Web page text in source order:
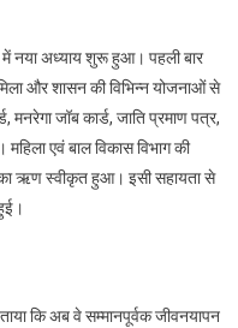
में नया अध्याय शुरू हुआ। पहली बार
और शासन की विभिन्न योजनाओं से
मनरेगा जॉब कार्ड, जाति प्रमाण पत्र,
एवं बाल विकास विभाग की
ऋण स्वीकृत हुआ। इसी सहायता से
कि अब वे सम्मानपूर्वक जीवनयापन